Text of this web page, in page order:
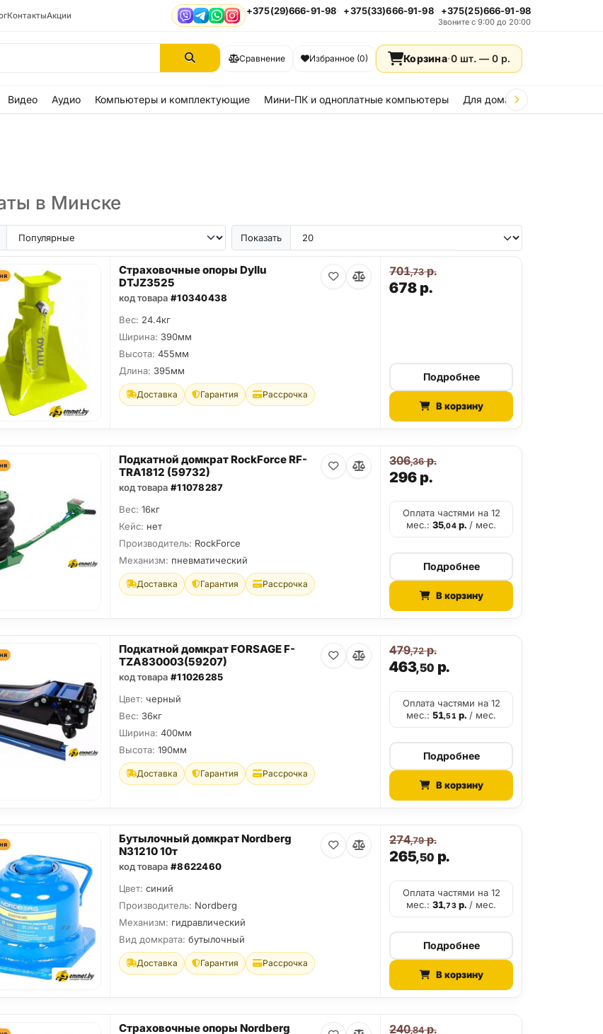
КонтактыАкции ViberTelegram
WhatsApp
Instagram
+375(29)666-91-98 +375(33)666-91-98 +375(25)666-91-98
Звоните с 9:00 до 20:00
Сравнение Избранное (0) Корзина·0 шт. — 0 р.
Видео Аудио Компьютеры и комплектующие Мини-ПК и одноплатные компьютеры Для дома и дачи
в Минске
Показать
Страховочные опоры Dyllu
DTJZ3525
код товара #10340438
Вес: 24.4кг
Ширина: 390мм
Высота: 455мм
Длина: 395мм
Доставка Гарантия Рассрочка
678р.
701,73р.
Подробнее
В корзину
Подкатной домкрат RockForce RF-
TRA1812 (59732)
код товара #11078287
Вес: 16кг
Кейс: нет
Производитель: RockForce
Механизм: пневматический
Доставка Гарантия Рассрочка
296р.
306,36р.
Оплата частями на 12
мес.:35,04р./ мес.
Подробнее
В корзину
Подкатной домкрат FORSAGE F-
TZA830003(59207)
код товара #11026285
Цвет: черный
Вес: 36кг
Ширина: 400мм
Высота: 190мм
Доставка Гарантия Рассрочка
463,50р.
479,72р.
Оплата частями на 12
мес.:51,51 р./ мес.
Подробнее
В корзину
Бутылочный домкрат Nordberg
N31210 10т
код товара #8622460
Цвет: синий
Производитель: Nordberg
Механизм: гидравлический
Вид домкрата: бутылочный
Доставка Гарантия Рассрочка
265,50р.
274,79р.
Оплата частями на 12
мес.:31,73р./ мес.
Подробнее
В корзину
Страховочные опоры Nordberg
240,84р.